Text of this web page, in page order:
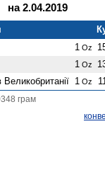
на 2.04.2019
1 Oz
1 Oz
Велико­британії 1 Oz
грам